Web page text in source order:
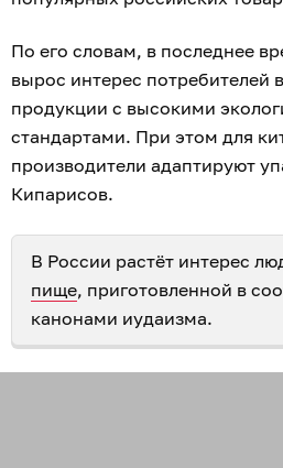
По его словам, в последнее
вырос интерес потребителей
продукции с высокими
стандартами. При этом для
производители адаптируют
Кипарисов.
В России растёт интерес
пище, приготовленной в
канонами иудаизма.